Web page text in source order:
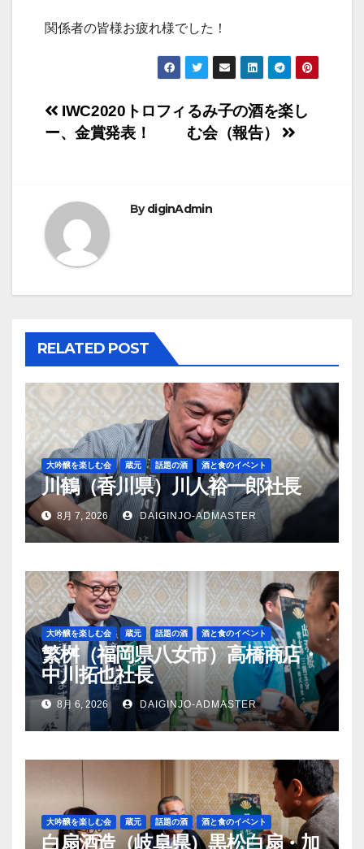
関係者の皆様お疲れ様でした！
投
稿
ビ
ゲ
ョ
ン
るみ子の酒を楽し
む会（報告）
IWC2020トロフィ
ー、金賞発表！
BydiginAdmin
RELATED POST
大吟醸を楽しむ会 蔵元 話題の酒 酒と食のイベント
川鶴（香川県）川人裕一郎社長
8月 7, 2026 DAIGINJO-ADMASTER
大吟醸を楽しむ会 蔵元 話題の酒 酒と食のイベント
繁桝（福岡県八女市）高橋商店・
中川拓也社長
8月 6, 2026 DAIGINJO-ADMASTER
大吟醸を楽しむ会 蔵元 話題の酒 酒と食のイベント
白扇酒造（岐阜県）黒松白扇・加